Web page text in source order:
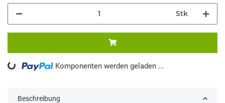
Stk
Loading... Komponenten werden geladen ...
Beschreibung